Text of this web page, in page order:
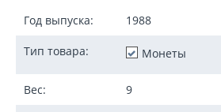
Год выпуска: 1988
Тип товара: Монеты
Вес: 9